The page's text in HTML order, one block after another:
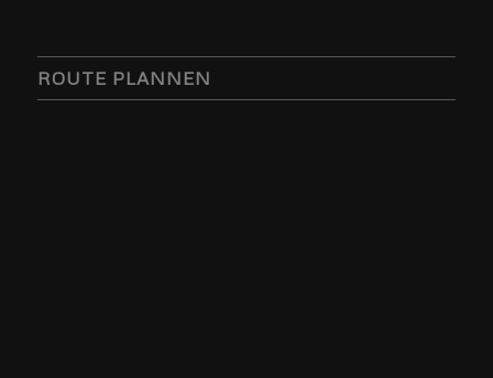
ROUTE PLANNEN